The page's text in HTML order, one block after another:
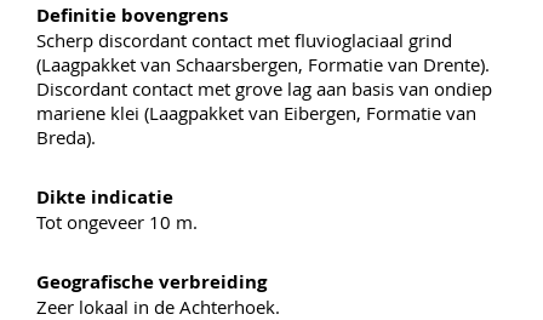
Definitie bovengrens
Scherp discordant contact met fluvioglaciaal grind
(Laagpakket van Schaarsbergen, Formatie van Drente).
Discordant contact met grove lag aan basis van ondiep
mariene klei (Laagpakket van Eibergen, Formatie van
Breda).
Dikte indicatie
Tot ongeveer 10 m.
Geografische verbreiding
Zeer lokaal in de Achterhoek.